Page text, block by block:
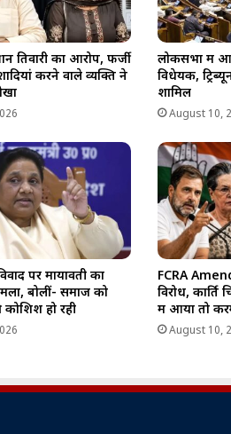
तिवारी का आरोप, फर्जी
करने वाले व्यक्ति ने
लोकसभा में
विधेयक,
शामिल
August 10,
पर मायावती का
बोलीं- समाज को
हो रही
FCRA
विरोध,
में आया तो
August 10,